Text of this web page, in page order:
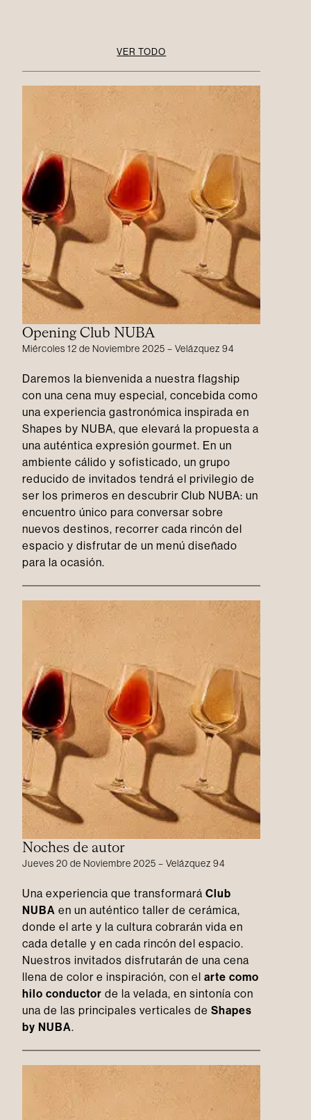
VER TODO
Opening Club NUBA
Miércoles 12 de Noviembre 2025 – Velázquez 94
Daremos la bienvenida a nuestra flagship
con una cena muy especial, concebida como
una experiencia gastronómica inspirada en
Shapes by NUBA, que elevará la propuesta a
una auténtica expresión gourmet. En un
ambiente cálido y sofisticado, un grupo
reducido de invitados tendrá el privilegio de
ser los primeros en descubrir Club NUBA: un
encuentro único para conversar sobre
nuevos destinos, recorrer cada rincón del
espacio y disfrutar de un menú diseñado
para la ocasión.
Noches de autor
Jueves 20 de Noviembre 2025 – Velázquez 94
Una experiencia que transformaráClub
NUBA en un auténtico taller de cerámica,
donde el arte y la cultura cobrarán vida en
cada detalle y en cada rincón del espacio.
Nuestros invitados disfrutarán de una cena
llena de color e inspiración, con elarte como
hilo conductor de la velada, en sintonía con
una de las principales verticales deShapes
by NUBA.